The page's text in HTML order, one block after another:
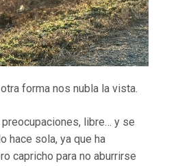
forma nos nubla la vista.
libre… y se
hace sola, ya que ha
capricho para no aburrirse